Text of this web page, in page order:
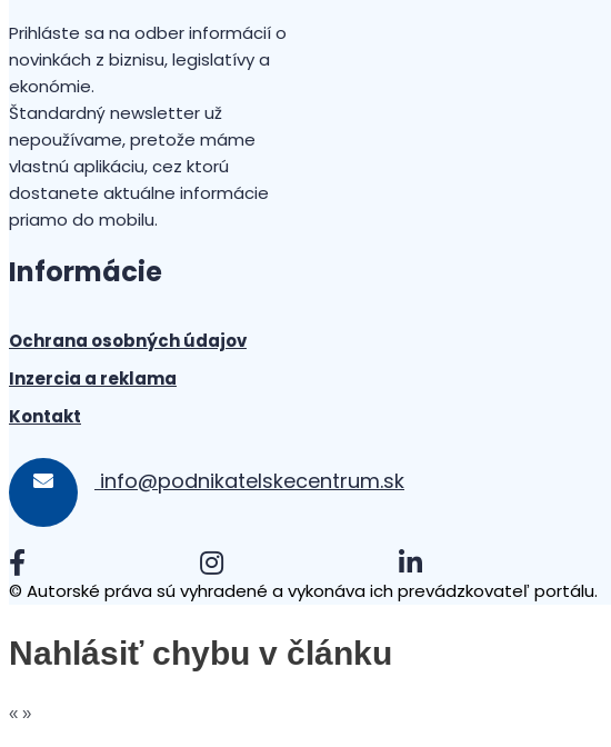
Prihláste sa na odber informácií o
novinkách z biznisu, legislatívy a
ekonómie.
Štandardný newsletter už
nepoužívame, pretože máme
vlastnú aplikáciu, cez ktorú
dostanete aktuálne informácie
priamo do mobilu.
Informácie
Ochrana osobných údajov
Inzercia a reklama
Kontakt
info@podnikatelskecentrum.sk
© Autorské práva sú vyhradené a vykonáva ich prevádzkovateľ portálu.
Nahlásiť chybu v článku
« »